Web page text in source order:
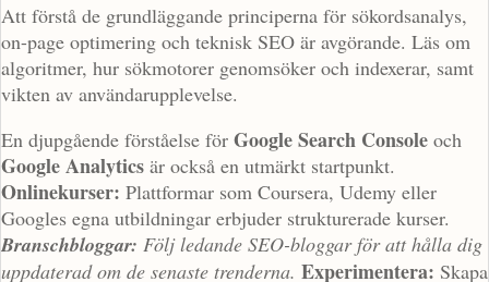
Att förstå de grundläggande principerna för sökordsanalys,
on-page optimering och teknisk SEO är avgörande. Läs om
algoritmer, hur sökmotorer genomsöker och indexerar, samt
vikten av användarupplevelse.
En djupgående förståelse för Google Search Console och
Google Analytics är också en utmärkt startpunkt.
Onlinekurser: Plattformar som Coursera, Udemy eller
Googles egna utbildningar erbjuder strukturerade kurser.
Branschbloggar: Följ ledande SEO-bloggar för att hålla dig
uppdaterad om de senaste trenderna. Experimentera: Skapa